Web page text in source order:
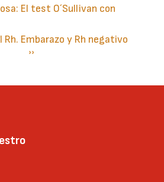
El test O´Sullivan con
Embarazo y Rh negativo
Siguiente
››